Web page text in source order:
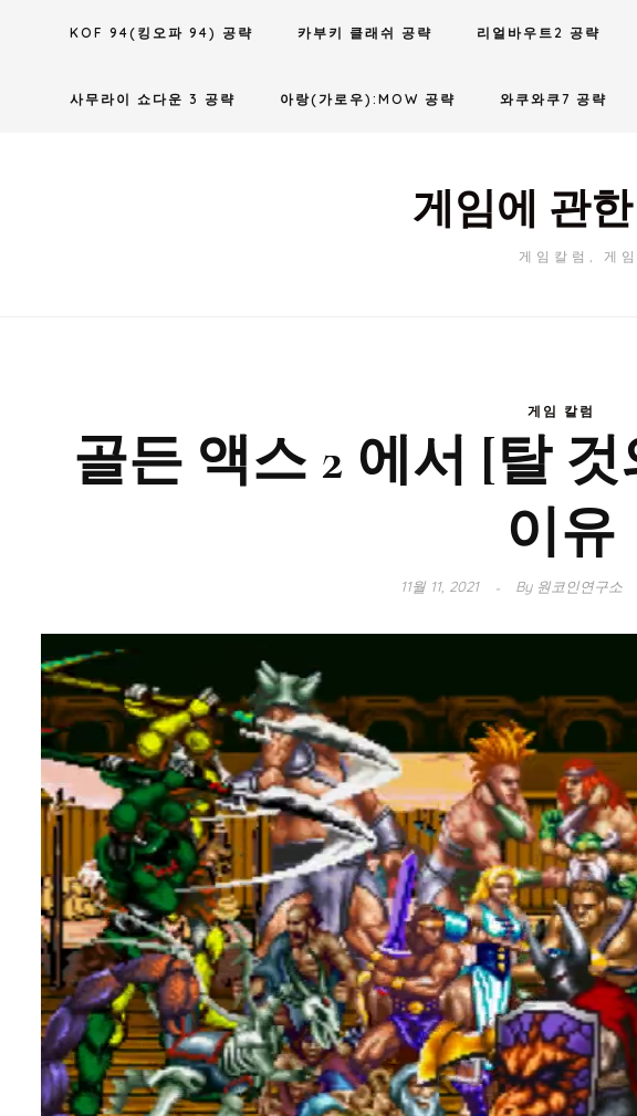
KOF 94(킹오파 94) 공략 카부키 클래쉬 공략 리얼바우트2 공략
사무라이 쇼다운 3 공략 아랑(가로우):MOW 공략 와쿠와쿠7 공략
게임에 관
게임칼럼, 게
게임 칼럼
골든 액스 2 에서 [탈
이유
11월 11, 2021 By원코인연구소